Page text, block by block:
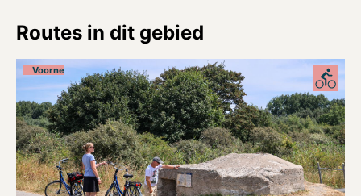
Routes in dit gebied
Voorne